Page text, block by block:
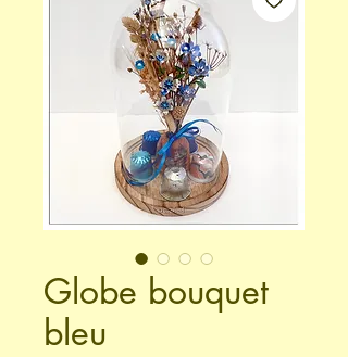
Globe bouquet
bleu